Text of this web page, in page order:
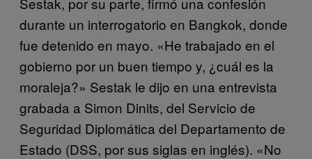
durante un interrogatorio en Bangkok, donde
fue detenido en mayo. «He trabajado en el
gobierno por un buen tiempo y, ¿cuál es la
moraleja?» Sestak le dijo en una entrevista
grabada a Simon Dinits, del Servicio de
Seguridad Diplomática del Departamento de
Estado (DSS, por sus siglas en inglés). «No